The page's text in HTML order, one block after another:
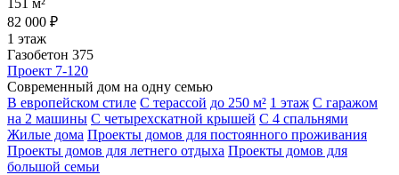
82 000 ₽
1 этаж
Газобетон 375
Проект 7-120
Современный дом на одну семью
В европейском стиле С терассой до 250 м² 1 этаж С гаражом
на 2 машины С четырехскатной крышей С 4 спальнями
Жилые дома Проекты домов для постоянного проживания
Проекты домов для летнего отдыха Проекты домов для
большой семьи